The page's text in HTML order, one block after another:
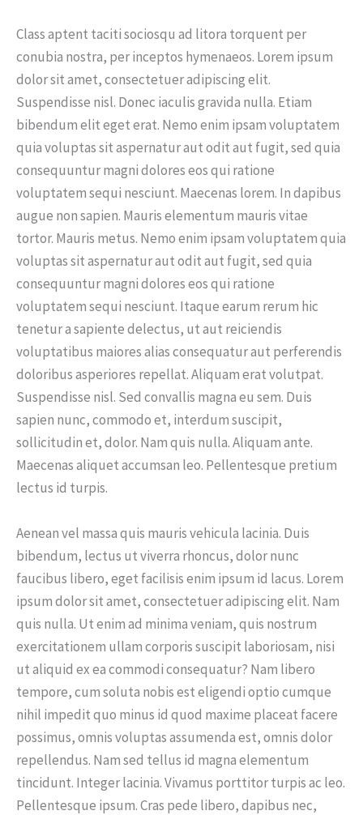
Class aptent taciti sociosqu ad litora torquent per
conubia nostra, per inceptos hymenaeos. Lorem ipsum
dolor sit amet, consectetuer adipiscing elit.
Suspendisse nisl. Donec iaculis gravida nulla. Etiam
bibendum elit eget erat. Nemo enim ipsam voluptatem
quia voluptas sit aspernatur aut odit aut fugit, sed quia
consequuntur magni dolores eos qui ratione
voluptatem sequi nesciunt. Maecenas lorem. In dapibus
augue non sapien. Mauris elementum mauris vitae
tortor. Mauris metus. Nemo enim ipsam voluptatem quia
voluptas sit aspernatur aut odit aut fugit, sed quia
consequuntur magni dolores eos qui ratione
voluptatem sequi nesciunt. Itaque earum rerum hic
tenetur a sapiente delectus, ut aut reiciendis
voluptatibus maiores alias consequatur aut perferendis
doloribus asperiores repellat. Aliquam erat volutpat.
Suspendisse nisl. Sed convallis magna eu sem. Duis
sapien nunc, commodo et, interdum suscipit,
sollicitudin et, dolor. Nam quis nulla. Aliquam ante.
Maecenas aliquet accumsan leo. Pellentesque pretium
lectus id turpis.
Aenean vel massa quis mauris vehicula lacinia. Duis
bibendum, lectus ut viverra rhoncus, dolor nunc
faucibus libero, eget facilisis enim ipsum id lacus. Lorem
ipsum dolor sit amet, consectetuer adipiscing elit. Nam
quis nulla. Ut enim ad minima veniam, quis nostrum
exercitationem ullam corporis suscipit laboriosam, nisi
ut aliquid ex ea commodi consequatur? Nam libero
tempore, cum soluta nobis est eligendi optio cumque
nihil impedit quo minus id quod maxime placeat facere
possimus, omnis voluptas assumenda est, omnis dolor
repellendus. Nam sed tellus id magna elementum
tincidunt. Integer lacinia. Vivamus porttitor turpis ac leo.
Pellentesque ipsum. Cras pede libero, dapibus nec,